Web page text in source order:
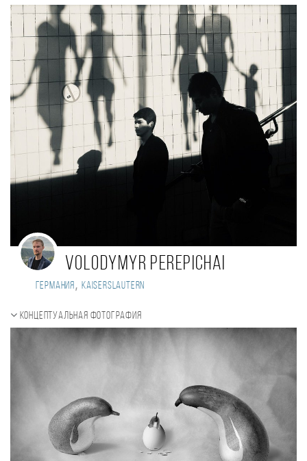
Volodymyr Perepichai
Германия , Kaiserslautern
Концептуальная фотография